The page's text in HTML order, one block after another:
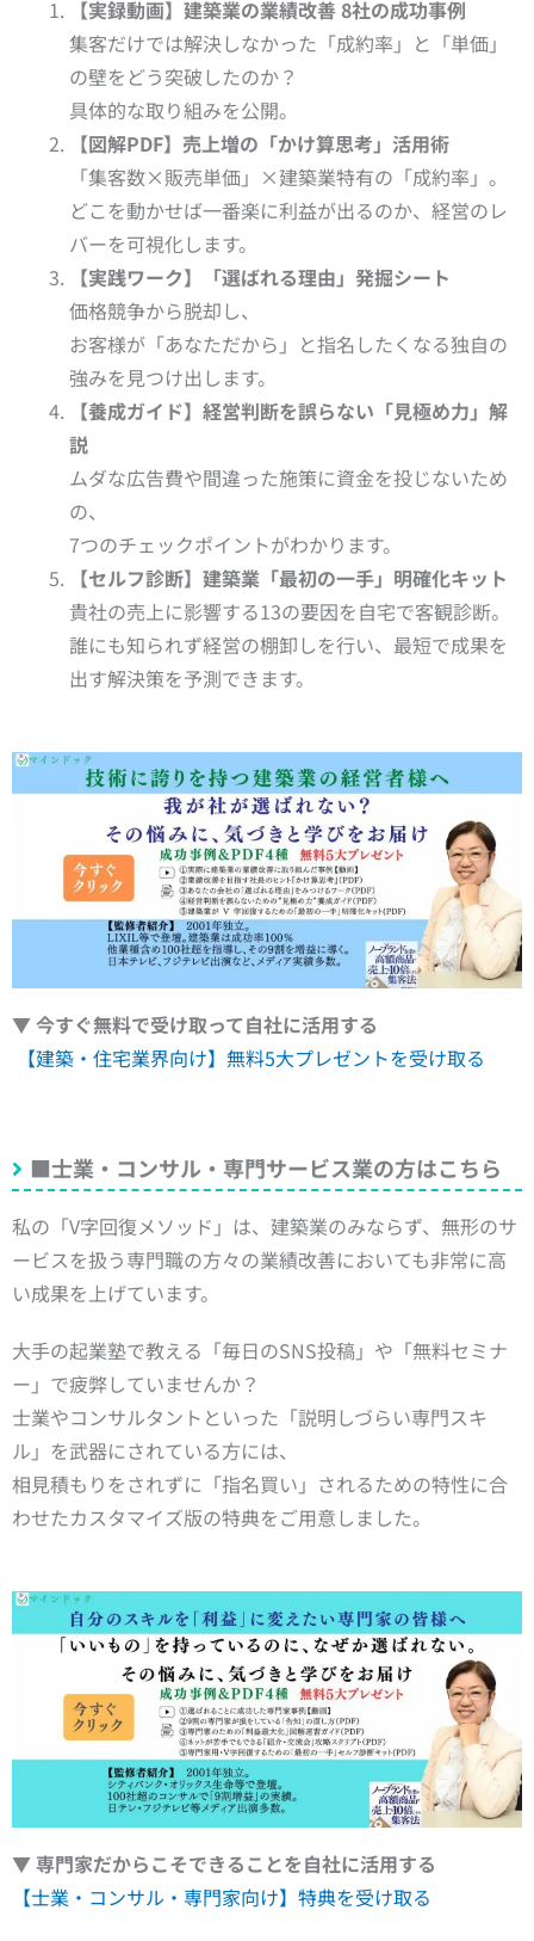
【実録動画】建築業の業績改善 8社の成功事例
集客だけでは解決しなかった「成約率」と「単価」
の壁をどう突破したのか？
具体的な取り組みを公開。
【図解PDF】売上増の「かけ算思考」活用術
「集客数×販売単価」×建築業特有の「成約率」。
どこを動かせば一番楽に利益が出るのか、経営のレ
バーを可視化します。
【実践ワーク】「選ばれる理由」発掘シート
価格競争から脱却し、
お客様が「あなただから」と指名したくなる独自の
強みを見つけ出します。
【養成ガイド】経営判断を誤らない「見極め力」解
説
ムダな広告費や間違った施策に資金を投じないため
の、
7つのチェックポイントがわかります。
【セルフ診断】建築業「最初の一手」明確化キット
貴社の売上に影響する13の要因を自宅で客観診断。
誰にも知られず経営の棚卸しを行い、最短で成果を
出す解決策を予測できます。
▼ 今すぐ無料で受け取って自社に活用する
【建築・住宅業界向け】無料5大プレゼントを受け取る
■士業・コンサル・専門サービス業の方はこちら
私の「V字回復メソッド」は、建築業のみならず、無形のサ
ービスを扱う専門職の方々の業績改善においても非常に高
い成果を上げています。
大手の起業塾で教える「毎日のSNS投稿」や「無料セミナ
ー」で疲弊していませんか？
士業やコンサルタントといった「説明しづらい専門スキ
ル」を武器にされている方には、
相見積もりをされずに「指名買い」されるための特性に合
わせたカスタマイズ版の特典をご用意しました。
▼ 専門家だからこそできることを自社に活用する
【士業・コンサル・専門家向け】特典を受け取る